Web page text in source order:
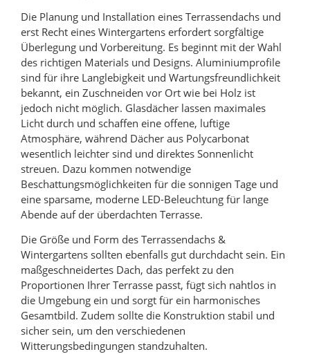
Die Planung und Installation eines Terrassendachs und
erst Recht eines Wintergartens erfordert sorgfältige
Überlegung und Vorbereitung. Es beginnt mit der Wahl
des richtigen Materials und Designs. Aluminiumprofile
sind für ihre Langlebigkeit und Wartungsfreundlichkeit
bekannt, ein Zuschneiden vor Ort wie bei Holz ist
jedoch nicht möglich. Glasdächer lassen maximales
Licht durch und schaffen eine offene, luftige
Atmosphäre, während Dächer aus Polycarbonat
wesentlich leichter sind und direktes Sonnenlicht
streuen. Dazu kommen notwendige
Beschattungsmöglichkeiten für die sonnigen Tage und
eine sparsame, moderne LED-Beleuchtung für lange
Abende auf der überdachten Terrasse.
Die Größe und Form des Terrassendachs &
Wintergartens sollten ebenfalls gut durchdacht sein. Ein
maßgeschneidertes Dach, das perfekt zu den
Proportionen Ihrer Terrasse passt, fügt sich nahtlos in
die Umgebung ein und sorgt für ein harmonisches
Gesamtbild. Zudem sollte die Konstruktion stabil und
sicher sein, um den verschiedenen
Witterungsbedingungen standzuhalten.